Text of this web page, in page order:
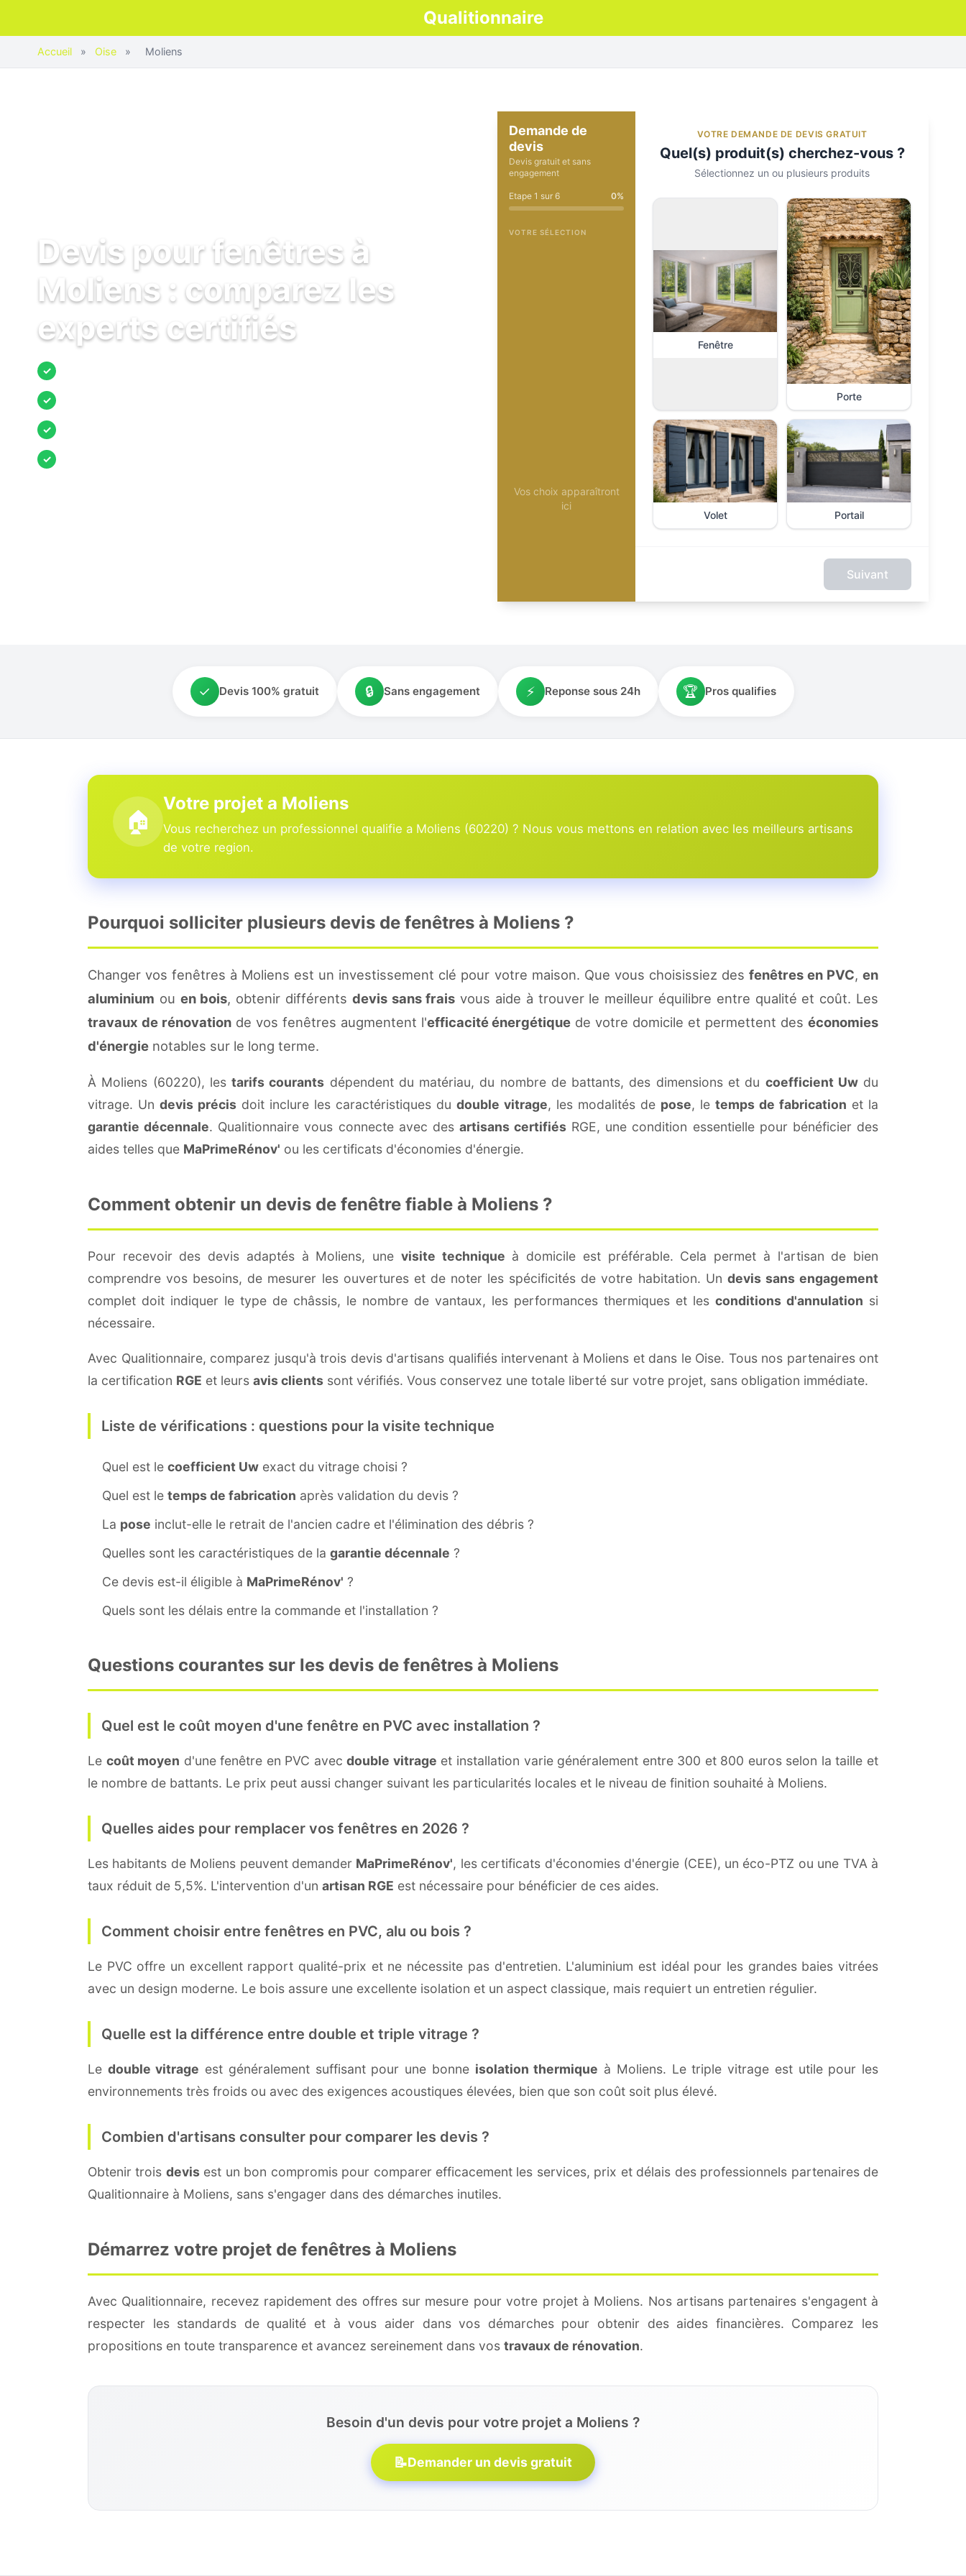
Qualitionnaire
Accueil » Oise » Moliens
Devis pour fenêtres à
Moliens : comparez les
experts certifiés
✓
✓
✓
✓
Demande de
devis
Devis gratuit et sans
engagement
Etape 1 sur 6 0%
VOTRE SÉLECTION
Vos choix apparaîtront
ici
VOTRE DEMANDE DE DEVIS GRATUIT
Quel(s) produit(s) cherchez-vous ?
Sélectionnez un ou plusieurs produits
Fenêtre
Porte
Volet Portail
Suivant
✓ Devis 100% gratuit 🔒 Sans engagement ⚡ Reponse sous 24h 🏆 Pros qualifies
🏠
Votre projet a Moliens
Vous recherchez un professionnel qualifie a Moliens (60220) ? Nous vous mettons en relation avec les meilleurs artisans
de votre region.
Pourquoi solliciter plusieurs devis de fenêtres à Moliens ?
Changer vos fenêtres à Moliens est un investissement clé pour votre maison. Que vous choisissiez des fenêtres en PVC,en
aluminium ou en bois, obtenir différents devis sans frais vous aide à trouver le meilleur équilibre entre qualité et coût. Les
travaux de rénovationde vos fenêtres augmentent l'efficacité énergétique de votre domicile et permettent deséconomies
d'énergie notables sur le long terme.
À Moliens (60220), lestarifs courants dépendent du matériau, du nombre de battants, des dimensions et du coefficient Uwdu
vitrage. Un devis précis doit inclure les caractéristiques du double vitrage, les modalités de pose, le temps de fabrication et la
garantie décennale. Qualitionnaire vous connecte avec des artisans certifiés RGE, une condition essentielle pour bénéficier des
aides telles que MaPrimeRénov' ou les certificats d'économies d'énergie.
Comment obtenir un devis de fenêtre fiable à Moliens ?
Pour recevoir des devis adaptés à Moliens, une visite technique à domicile est préférable. Cela permet à l'artisan de bien
comprendre vos besoins, de mesurer les ouvertures et de noter les spécificités de votre habitation. Un devis sans engagement
complet doit indiquer le type de châssis, le nombre de vantaux, les performances thermiques et les conditions d'annulation si
nécessaire.
Avec Qualitionnaire, comparez jusqu'à trois devis d'artisans qualifiés intervenant à Moliens et dans le Oise. Tous nos partenaires ont
la certification RGE et leurs avis clients sont vérifiés. Vous conservez une totale liberté sur votre projet, sans obligation immédiate.
Liste de vérifications : questions pour la visite technique
Quel est le coefficient Uw exact du vitrage choisi ?
Quel est le temps de fabrication après validation du devis ?
La pose inclut-elle le retrait de l'ancien cadre et l'élimination des débris ?
Quelles sont les caractéristiques de la garantie décennale ?
Ce devis est-il éligible à MaPrimeRénov' ?
Quels sont les délais entre la commande et l'installation ?
Questions courantes sur les devis de fenêtres à Moliens
Quel est le coût moyen d'une fenêtre en PVC avec installation ?
Le coût moyen d'une fenêtre en PVC avecdouble vitrage et installation varie généralement entre 300 et 800 euros selon la taille et
le nombre de battants. Le prix peut aussi changer suivant les particularités locales et le niveau de finition souhaité à Moliens.
Quelles aides pour remplacer vos fenêtres en 2026 ?
Les habitants de Moliens peuvent demander MaPrimeRénov', les certificats d'économies d'énergie (CEE), un éco-PTZ ou une TVA à
taux réduit de 5,5%. L'intervention d'un artisan RGE est nécessaire pour bénéficier de ces aides.
Comment choisir entre fenêtres en PVC, alu ou bois ?
Le PVC offre un excellent rapport qualité-prix et ne nécessite pas d'entretien. L'aluminium est idéal pour les grandes baies vitrées
avec un design moderne. Le bois assure une excellente isolation et un aspect classique, mais requiert un entretien régulier.
Quelle est la différence entre double et triple vitrage ?
Le double vitrage est généralement suffisant pour une bonne isolation thermique à Moliens. Le triple vitrage est utile pour les
environnements très froids ou avec des exigences acoustiques élevées, bien que son coût soit plus élevé.
Combien d'artisans consulter pour comparer les devis ?
Obtenir trois devisest un bon compromis pour comparer efficacement les services, prix et délais des professionnels partenaires de
Qualitionnaire à Moliens, sans s'engager dans des démarches inutiles.
Démarrez votre projet de fenêtres à Moliens
Avec Qualitionnaire, recevez rapidement des offres sur mesure pour votre projet à Moliens. Nos artisans partenaires s'engagent à
respecter les standards de qualité et à vous aider dans vos démarches pour obtenir des aides financières. Comparez les
propositions en toute transparence et avancez sereinement dans vos travaux de rénovation.
Besoin d'un devis pour votre projet a Moliens ?
📝Demander un devis gratuit